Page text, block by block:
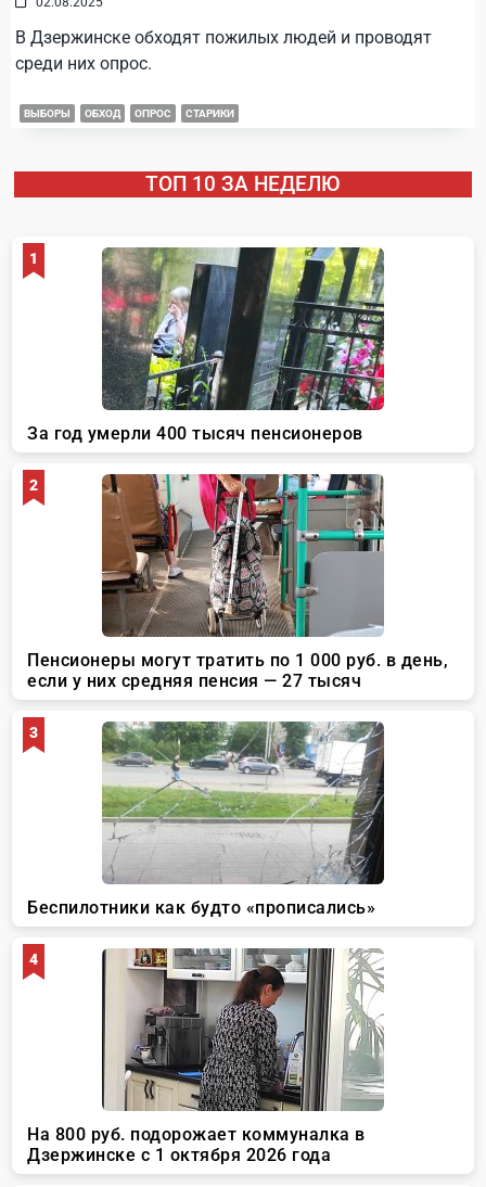
В Дзержинске обходят пожилых людей и проводят
среди них опрос.
ВЫБОРЫ ОБХОД ОПРОС СТАРИКИ
ТОП 10 ЗА НЕДЕЛЮ